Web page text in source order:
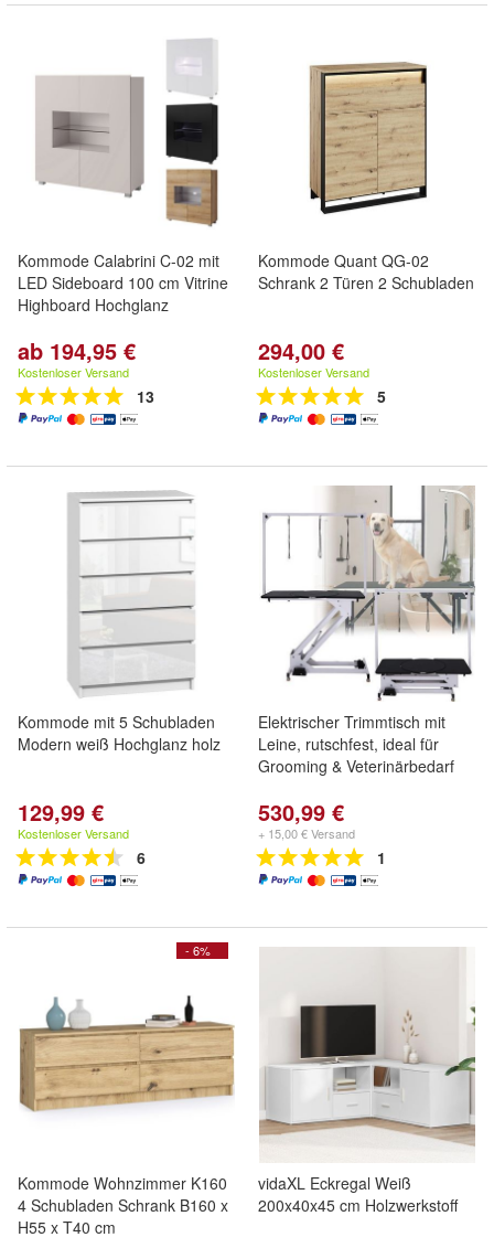
Kommode Calabrini C-02 mit
LED Sideboard 100 cm Vitrine
Highboard Hochglanz
ab 194,95 €
Kostenloser Versand
13
Kommode Quant QG-02
Schrank 2 Türen 2 Schubladen
294,00 €
Kostenloser Versand
5
Kommode mit 5 Schubladen
Modern weiß Hochglanz holz
129,99 €
Kostenloser Versand
6
Elektrischer Trimmtisch mit
Leine, rutschfest, ideal für
Grooming & Veterinärbedarf
530,99 €
+ 15,00 € Versand
1
- 6%
Kommode Wohnzimmer K160
4 Schubladen Schrank B160 x
H55 x T40 cm
vidaXL Eckregal Weiß
200x40x45 cm Holzwerkstoff